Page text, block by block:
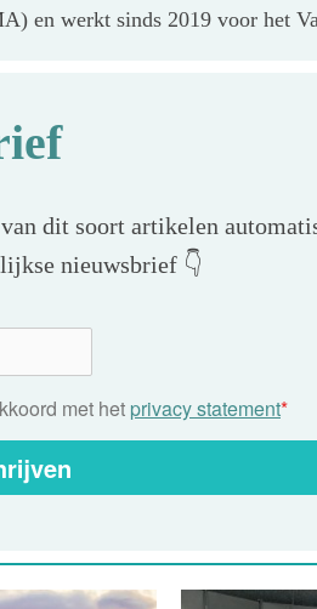
en werkt sinds 2019 voor het
dit soort artikelen
nieuwsbrief 👇
met het privacy statement*